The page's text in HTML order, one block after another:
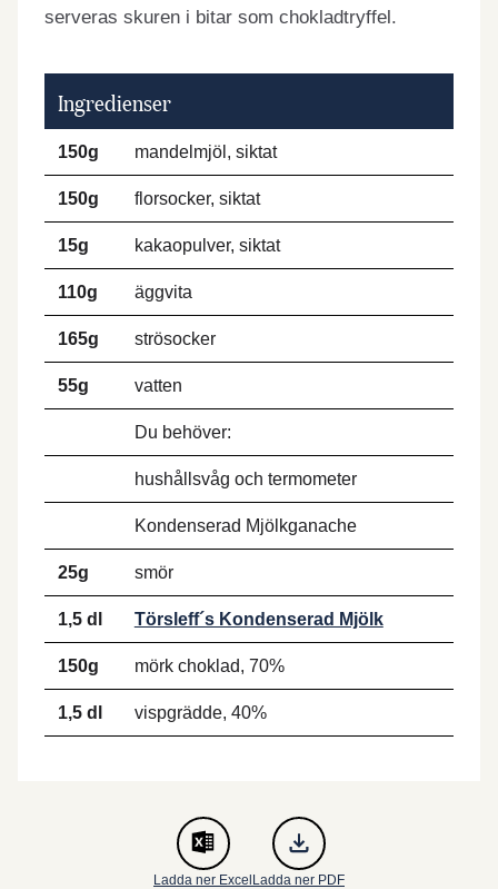
serveras skuren i bitar som chokladtryffel.
Ingredienser
150g mandelmjöl, siktat
150g florsocker, siktat
15g kakaopulver, siktat
110g äggvita
165g strösocker
55g vatten
Du behöver:
hushållsvåg och termometer
Kondenserad Mjölkganache
25g smör
1,5 dl Törsleff´s Kondenserad Mjölk
150g mörk choklad, 70%
1,5 dl vispgrädde, 40%
Ladda ner Excel Ladda ner PDF